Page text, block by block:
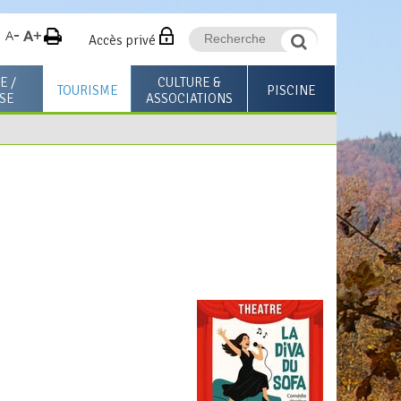
Accès privé
/
TOURISME
CULTURE &
ASSOCIATIONS
PISCINE
Activités & Cours
Stages & Évènements
Infos Pratiques &